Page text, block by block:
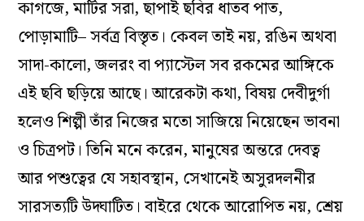
কাগজে, মাটির সরা, ছাপাই ছবির ধাতব পাত,
পোড়ামাটি– সর্বত্র বিস্তৃত। কেবল তাই নয়, রঙিন অথবা
সাদা-কালো, জলরং বা প্যাস্টেল সব রকমের আঙ্গিকে
এই ছবি ছড়িয়ে আছে।আরেকটা কথা, বিষয় দেবীদুর্গা
হলেও শিল্পী তাঁর নিজের মতো সাজিয়ে নিয়েছেন ভাবনা
ও চিত্রপট।তিনি মনে করেন, মানুষের অন্তরে দেবত্ব
আর পশুত্বের যে সহাবস্থান, সেখানেই অসুরদলনীর
সারসত্যটি উদ্ঘাটিত।বাইরে থেকে আরোপিত নয়, শ্রেয়